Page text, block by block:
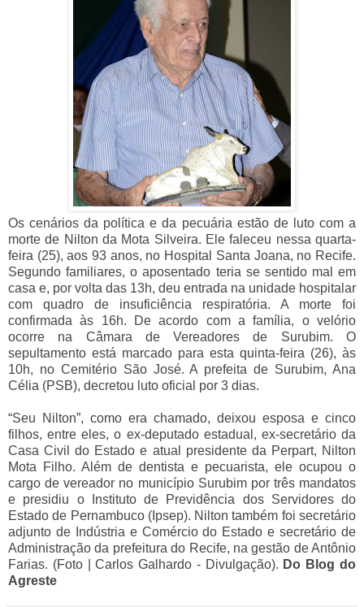
Os cenários da política e da pecuária estão de luto com a
morte de Nilton da Mota Silveira. Ele faleceu nessa quarta-
feira (25), aos 93 anos, no Hospital Santa Joana, no Recife.
Segundo familiares, o aposentado teria se sentido mal em
casa e, por volta das 13h, deu entrada na unidade hospitalar
com quadro de insuficiência respiratória. A morte foi
confirmada às 16h. De acordo com a família, o velório
ocorre na Câmara de Vereadores de Surubim. O
sepultamento está marcado para esta quinta-feira (26), às
10h, no Cemitério São José. A prefeita de Surubim, Ana
Célia (PSB), decretou luto oficial por 3 dias.
“Seu Nilton”, como era chamado, deixou esposa e cinco
filhos, entre eles, o ex-deputado estadual, ex-secretário da
Casa Civil do Estado e atual presidente da Perpart, Nilton
Mota Filho. Além de dentista e pecuarista, ele ocupou o
cargo de vereador no município Surubim por três mandatos
e presidiu o Instituto de Previdência dos Servidores do
Estado de Pernambuco (Ipsep). Nilton também foi secretário
adjunto de Indústria e Comércio do Estado e secretário de
Administração da prefeitura do Recife, na gestão de Antônio
Farias. (Foto | Carlos Galhardo - Divulgação). Do Blog do
Agreste